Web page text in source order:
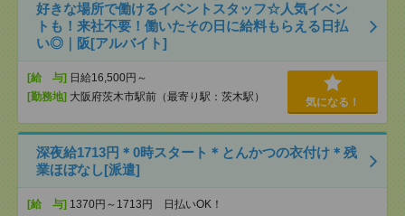
好きな場所で働けるイベントスタッフ☆人気イベン
トも！来社不要！働いたその日に給料もらえる日払
い◎｜阪[アルバイト]
[給 与] 日給16,500円～
[勤務地] 大阪府茨木市駅前（最寄り駅：茨木駅） 気になる！
深夜給1713円＊0時スタート＊とんかつの衣付け＊残
業ほぼなし[派遣]
[給 与] 1370円～1713円 日払いOK！